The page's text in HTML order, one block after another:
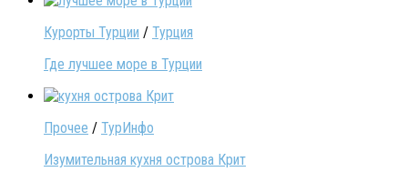
Курорты Турции / Турция
Где лучшее море в Турции
Прочее / ТурИнфо
Изумительная кухня острова Крит